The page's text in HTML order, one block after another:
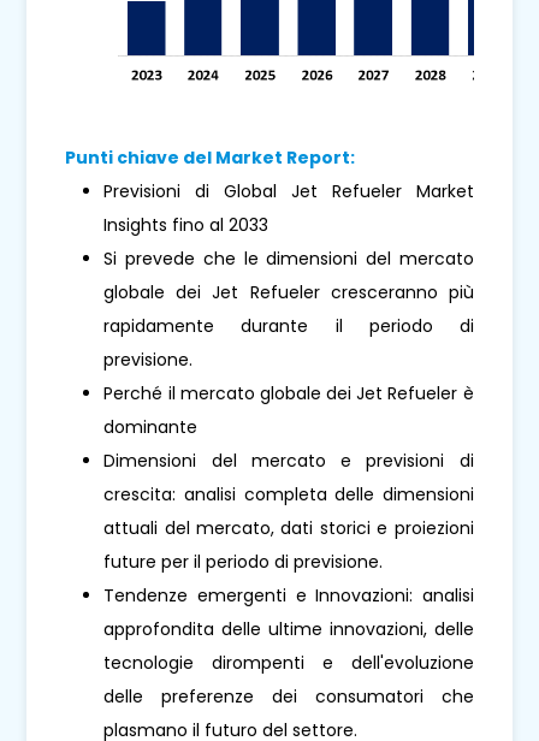
Punti chiave del Market Report:
Previsioni di Global Jet Refueler Market
Insights fino al 2033
Si prevede che le dimensioni del mercato
globale dei Jet Refueler cresceranno più
rapidamente durante il periodo di
previsione.
Perché il mercato globale dei Jet Refueler è
dominante
Dimensioni del mercato e previsioni di
crescita: analisi completa delle dimensioni
attuali del mercato, dati storici e proiezioni
future per il periodo di previsione.
Tendenze emergenti e Innovazioni: analisi
approfondita delle ultime innovazioni, delle
tecnologie dirompenti e dell'evoluzione
delle preferenze dei consumatori che
plasmano il futuro del settore.